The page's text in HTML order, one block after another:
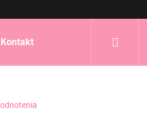
Kontakt